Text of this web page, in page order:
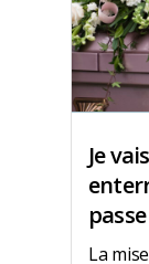
Je
La